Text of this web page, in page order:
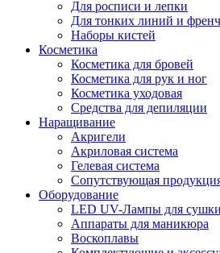
Для росписи и лепки
Для тонких линий и
Наборы кистей
Косметика
Косметика для бровей
Косметика для рук и ног
Косметика уходовая
Средства для депиляции
Наращивание
Акригели
Акриловая система
Гелевая система
Сопутствующая
Оборудование
LED UV-Лампы для сушки
Аппараты для маникюра
Воскоплавы